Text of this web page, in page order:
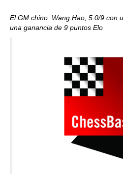
El GM chino Wang Hao, 5.0/9 con
una ganancia de 9 puntos Elo